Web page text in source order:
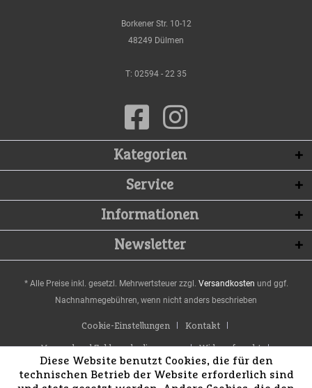
Borkener Str. 10-12
48249 Dülmen
T: 02594 - 22 35
Kategorien
Service
Informationen
Newsletter
* Alle Preise inkl. gesetzl. Mehrwertsteuer zzgl. Versandkosten und ggf.
Nachnahmegebühren, wenn nicht anders beschrieben
Cookie-Einstellungen Kontakt
Versand und Zahlungsbedingungen Widerrufsrecht
Datenschutz AGB Impressum
Diese Website benutzt Cookies, die für den
technischen Betrieb der Website erforderlich sind